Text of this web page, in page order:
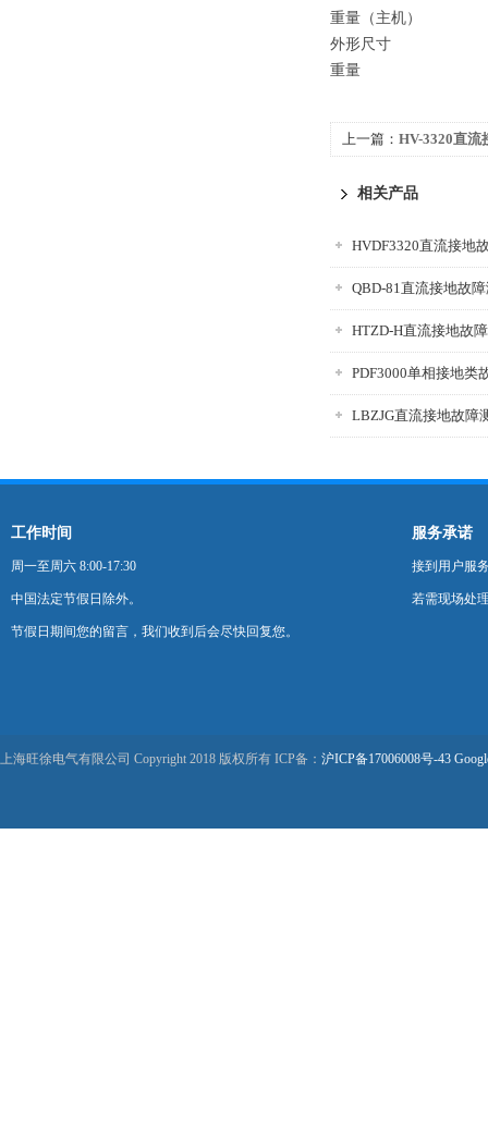
重量（主机）
外形尺寸
重量
上一篇： HV-3320直流
相关产品
HVDF3320直流接地
QBD-81直流接地故
HTZD-H直流接地故
PDF3000单相接地类
LBZJG直流接地故障
工作时间
周一至周六 8:00-17:30
中国法定节假日除外。
节假日期间您的留言，我们收到后会尽快回复您。
服务承诺
接到用户服
若需现场处
上海旺徐电气有限公司 Copyright 2018 版权所有 ICP备： 沪ICP备17006008号-43